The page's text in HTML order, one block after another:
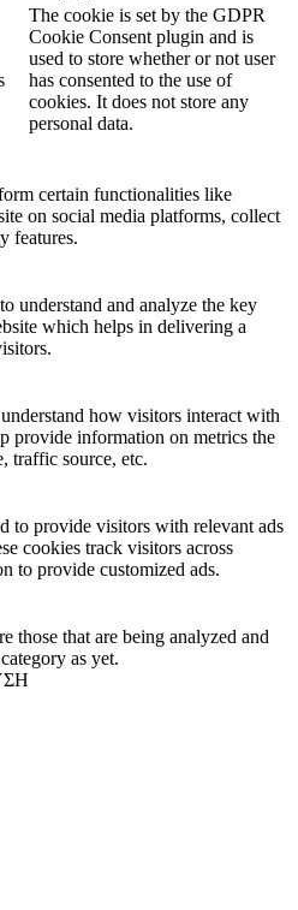
The cookie is set by the GDPR
Cookie Consent plugin and is
used to store whether or not user
has consented to the use of
cookies. It does not store any
personal data.
certain functionalities like
on social media platforms, collect
features.
understand and analyze the key
which helps in delivering a
how visitors interact with
provide information on metrics the
traffic source, etc.
to provide visitors with relevant ads
cookies track visitors across
to provide customized ads.
those that are being analyzed and
as yet.